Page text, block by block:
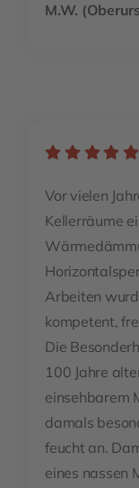
M.W.
Vor vielen
Kellerräume
Arbeiten
kompetent,
Die
100 Jahre
einsehbarem
damals
feucht an.
eines nassen